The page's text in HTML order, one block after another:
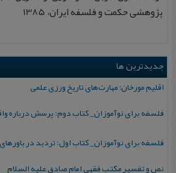
پژوهشی حکمت و فلسفه ایران، 1385
جدیدترین ها
اقلیم مورخان؛ مهارت‌های تاریخ ورزی علمی
فلسفه برای نوآموزان_ کتاب دوم: پرسش درباره
فلسفه برای نوآموزان_ کتاب اول: تردید در
نص و تفسیر مکتب فقهی امام صادق علیه السلام